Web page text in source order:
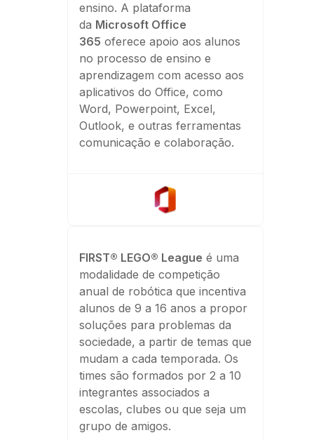
ensino. A plataforma
da Microsoft Office
365 oferece apoio aos alunos
no processo de ensino e
aprendizagem com acesso aos
aplicativos do Office, como
Word, Powerpoint, Excel,
Outlook, e outras ferramentas
comunicação e colaboração.
FIRST® LEGO® League é uma
modalidade de competição
anual de robótica que incentiva
alunos de 9 a 16 anos a propor
soluções para problemas da
sociedade, a partir de temas que
mudam a cada temporada. Os
times são formados por 2 a 10
integrantes associados a
escolas, clubes ou que seja um
grupo de amigos.